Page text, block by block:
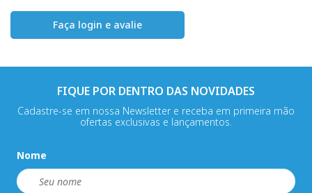
Faça login e avalie
FIQUE POR DENTRO DAS NOVIDADES
Cadastre-se em nossa Newsletter e receba em primeira mão
ofertas exclusivas e lançamentos.
Nome